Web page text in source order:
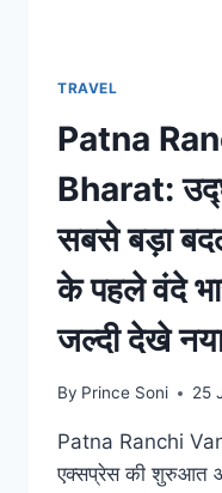
TRAVEL
Patna
Bharat:
सबसे बड़ा
के पहले वंदे
जल्दी देखे
By Prince Soni 25
Patna Ranchi
एक्सप्रेस की शुरुआत